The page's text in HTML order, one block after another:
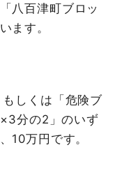
八百津町ブロッ
ます。
しくは「危険ブ
分の2」のいず
10万円です。